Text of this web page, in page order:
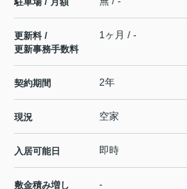
更新料 /
更新事務手数料
1ヶ月 / -
契約期間 2年
現況 空家
入居可能日 即時
敷金積み増し -